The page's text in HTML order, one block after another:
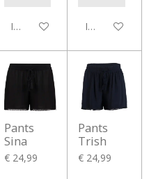
In winkelwagen In
Pants
Sina
€ 24,99
Pants
Trish
€ 24,99